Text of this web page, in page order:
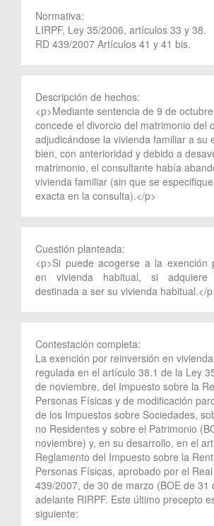
Normativa:
LIRPF, Ley 35/2006, artículos 33 y 38.
RD 439/2007 Artículos 41 y 41 bis.
Descripción de hechos:
<p>Mediante sentencia de 9 de
concede el divorcio del matrimonio del
adjudicándose la vivienda familiar a su
bien, con anterioridad y debido a
matrimonio, el consultante había
vivienda familiar (sin que se
exacta en la consulta).</p>
Cuestión planteada:
<p>Si puede acogerse a la exención
en vivienda habitual, si adquiere
destinada a ser su vivienda habitual.</
Contestación completa:
La exención por reinversión en
regulada en el artículo 38.1 de la Ley
de noviembre, del Impuesto sobre la
Personas Físicas y de modificación
de los Impuestos sobre Sociedades,
no Residentes y sobre el Patrimonio
noviembre) y, en su desarrollo, en el
Reglamento del Impuesto sobre la
Personas Físicas, aprobado por el
439/2007, de 30 de marzo (BOE de 31
adelante RIRPF. Este último precepto
siguiente: